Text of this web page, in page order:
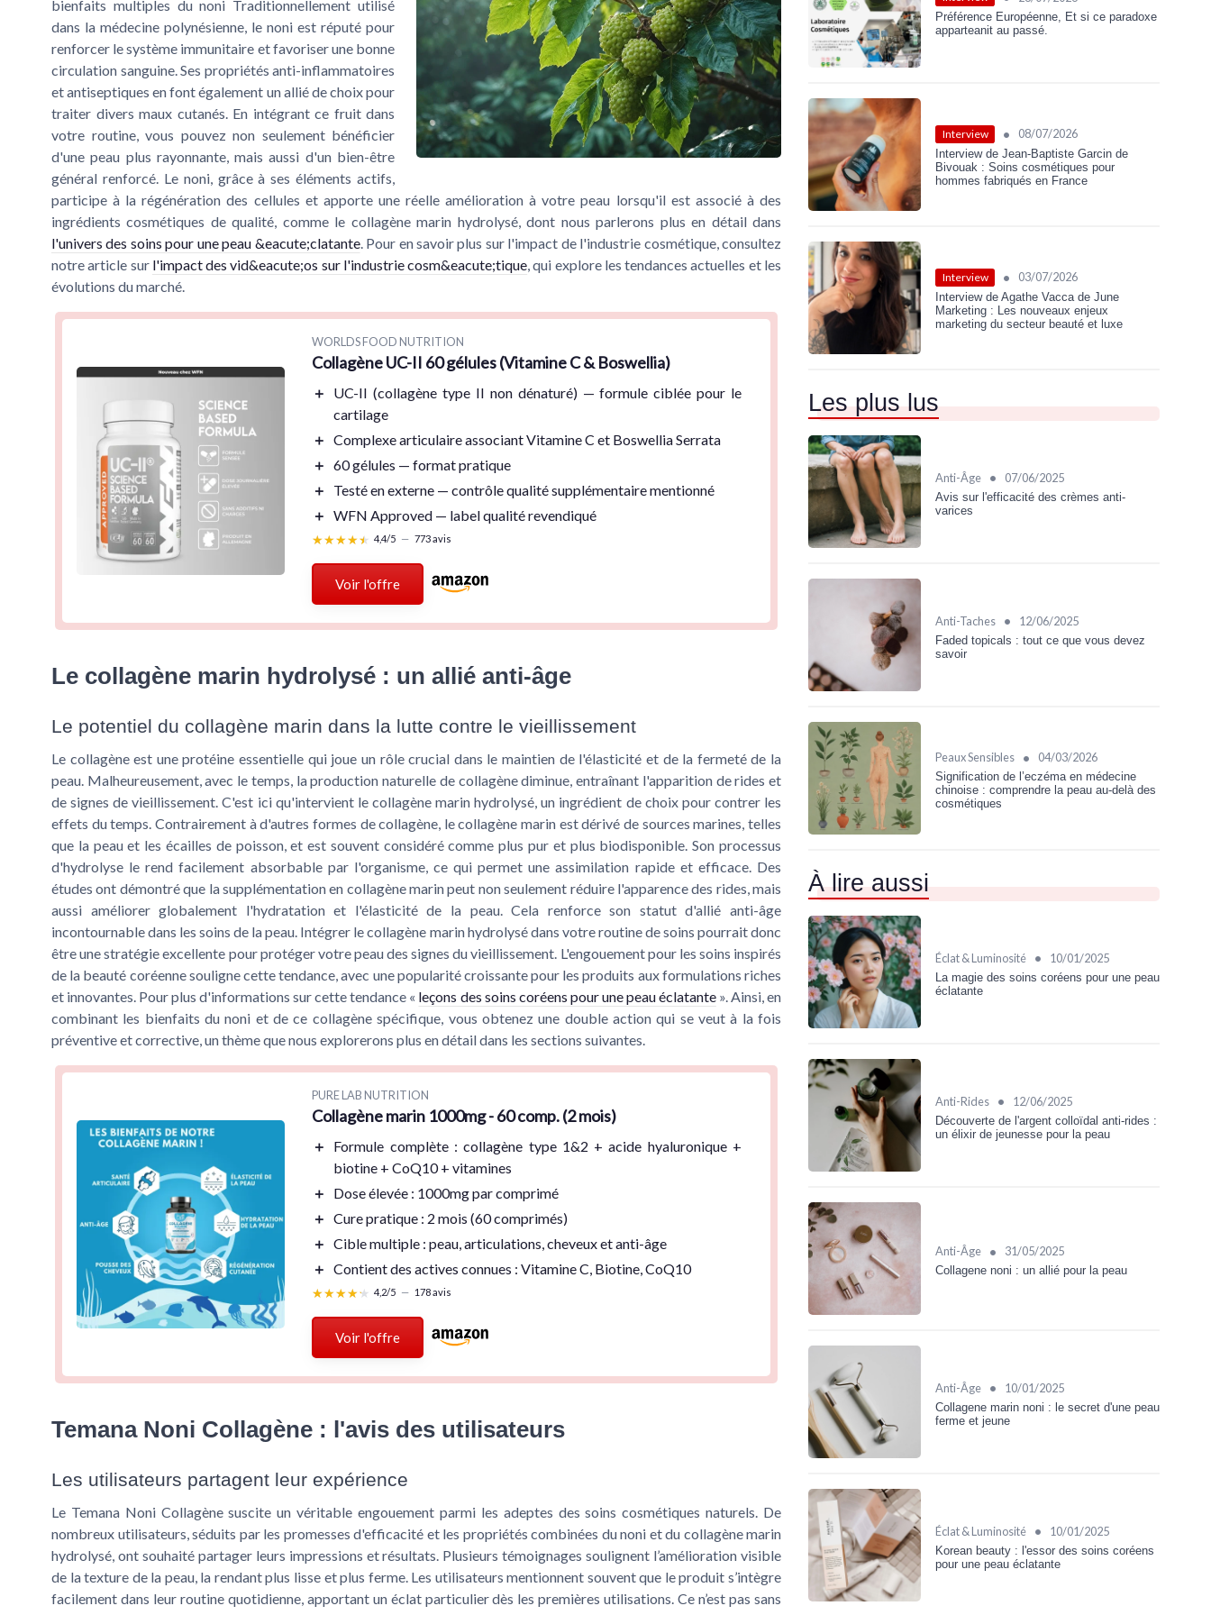
bienfaits multiples du noni Traditionnellement utilisé
dans la médecine polynésienne, le noni est réputé pour
renforcer le système immunitaire et favoriser une bonne
circulation sanguine. Ses propriétés anti-inflammatoires
et antiseptiques en font également un allié de choix pour
traiter divers maux cutanés. En intégrant ce fruit dans
votre routine, vous pouvez non seulement bénéficier
d'une peau plus rayonnante, mais aussi d'un bien-être
général renforcé. Le noni, grâce à ses éléments actifs,
participe à la régénération des cellules et apporte une réelle amélioration à votre peau lorsqu'il est associé à des
ingrédients cosmétiques de qualité, comme le collagène marin hydrolysé, dont nous parlerons plus en détail dans
l'univers des soins pour une peau &eacute;clatante. Pour en savoir plus sur l'impact de l'industrie cosmétique, consultez
notre article sur l'impact des vid&eacute;os sur l'industrie cosm&eacute;tique , qui explore les tendances actuelles et les
évolutions du marché.
WORLDS FOOD NUTRITION
Collagène UC-II 60 gélules (Vitamine C & Boswellia)
＋ UC-II (collagène type II non dénaturé) — formule ciblée pour le
cartilage
＋ Complexe articulaireassociantVitamine C et Boswellia Serrata
＋ 60 gélules — format pratique
＋
Testé en externe — contrôle qualité supplémentaire mentionné
＋ WFN Approved — label qualité revendiqué
★★★★★
★★★★★ 4,4/5 — 773 avis
Voir l'offre
Le collagène marin hydrolysé : un allié anti-âge
Le potentiel du collagène marin dans la lutte contre le vieillissement
Le collagène est une protéine essentielle qui joue un rôle crucial dans le maintien de l'élasticité et de la fermeté de la
peau. Malheureusement, avec le temps, la production naturelle de collagène diminue, entraînant l'apparition de rides et
de signes de vieillissement. C'est ici qu'intervient le collagène marin hydrolysé, un ingrédient de choix pour contrer les
effets du temps. Contrairement à d'autres formes de collagène, le collagène marin est dérivé de sources marines, telles
que la peau et les écailles de poisson, et est souvent considéré comme plus pur et plus biodisponible. Son processus
d'hydrolyse le rend facilement absorbable par l'organisme, ce qui permet une assimilation rapide et efficace. Des
études ont démontré que la supplémentation en collagène marin peut non seulement réduire l'apparence des rides, mais
aussi améliorer globalement l'hydratation et l'élasticité de la peau. Cela renforce son statut d'allié anti-âge
incontournable dans les soins de la peau. Intégrer le collagène marin hydrolysé dans votre routine de soins pourrait donc
être une stratégie excellente pour protéger votre peau des signes du vieillissement. L'engouement pour les soins inspirés
de la beauté coréenne souligne cette tendance, avec une popularité croissante pour les produits aux formulations riches
et innovantes. Pour plus d'informations sur cette tendance « leçons des soins coréens pour une peau éclatante». Ainsi, en
combinant les bienfaits du noni et de ce collagène spécifique, vous obtenez une double action qui se veut à la fois
préventive et corrective, un thème que nous explorerons plus en détail dans les sections suivantes.
PURE LAB NUTRITION
Collagène marin 1000mg - 60 comp. (2 mois)
＋ Formule complète: collagène type 1&2 + acide hyaluronique +
biotine + CoQ10 + vitamines
＋
Dose élevée : 1000mgpar comprimé
＋ Cure pratique : 2 mois (60 comprimés)
＋ Cible multiple : peau, articulations, cheveux et anti-âge
＋ Contient des actives connues :Vitamine C Biotine ,CoQ10
★★★★★
★★★★★ 4,2/5 — 178 avis
Voir l'offre
Temana Noni Collagène : l'avis des utilisateurs
Les utilisateurs partagent leur expérience
Le Temana Noni Collagène suscite un véritable engouement parmi les adeptes des soins cosmétiques naturels. De
nombreux utilisateurs, séduits par les promesses d'efficacité et les propriétés combinées du noni et du collagène marin
hydrolysé, ont souhaité partager leurs impressions et résultats. Plusieurs témoignages soulignent l’amélioration visible
de la texture de la peau, la rendant plus lisse et plus ferme. Les utilisateurs mentionnent souvent que le produit s’intègre
facilement dans leur routine quotidienne, apportant un éclat particulier dès les premières utilisations. Ce n’est pas sans
Préférence Européenne, Et si ce paradoxe
apparteanit au passé.
Interview • 08/07/2026
Interview de Jean-Baptiste Garcin de
Bivouak : Soins cosmétiques pour
hommes fabriqués en France
Interview • 03/07/2026
Interview de Agathe Vacca de June
Marketing : Les nouveaux enjeux
marketing du secteur beauté et luxe
Les plus lus
Anti-Âge • 07/06/2025
Avis sur l'efficacité des crèmes anti-
varices
Anti-Taches • 12/06/2025
Faded topicals : tout ce que vous devez
savoir
Peaux Sensibles • 04/03/2026
Signification de l’eczéma en médecine
chinoise : comprendre la peau au‑delà des
cosmétiques
À lire aussi
Éclat & Luminosité • 10/01/2025
La magie des soins coréens pour une peau
éclatante
Anti-Rides • 12/06/2025
Découverte de l'argent colloïdal anti-rides :
un élixir de jeunesse pour la peau
Anti-Âge • 31/05/2025
Collagene noni : un allié pour la peau
Anti-Âge • 10/01/2025
Collagene marin noni : le secret d'une peau
ferme et jeune
Éclat & Luminosité • 10/01/2025
Korean beauty : l'essor des soins coréens
pour une peau éclatante